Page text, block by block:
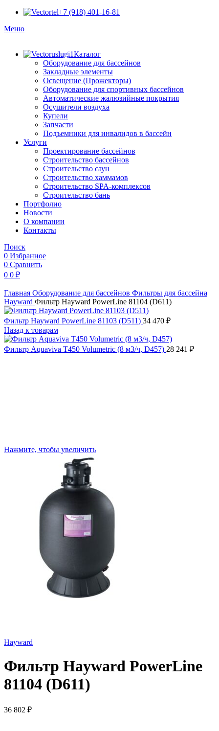
+7 (918) 401-16-81
Меню
Каталог
Оборудование для бассейнов
Закладные элементы
Освещение (Прожекторы)
Оборудование для спортивных бассейнов
Автоматические жалюзийные покрытия
Осушители воздуха
Купели
Запчасти
Подъемники для инвалидов в бассейн
Услуги
Проектирование бассейнов
Строительство бассейнов
Строительство саун
Строительство хаммамов
Строительство SPA-комплексов
Строительство бань
Портфолио
Новости
O компании
Контакты
Поиск
0 Избранное
0 Сравнить
0 0 ₽
Главная Оборудование для бассейнов Фильтры для бассейна
Hayward Фильтр Hayward PowerLine 81104 (D611)
Фильтр Hayward PowerLine 81103 (D511) 34 470 ₽
Назад к товарам
Фильтр Aquaviva T450 Volumetric (8 м3/ч, D457) 28 241 ₽
Нажмите, чтобы увеличить
Hayward
Фильтр Hayward PowerLine
81104 (D611)
36 802 ₽